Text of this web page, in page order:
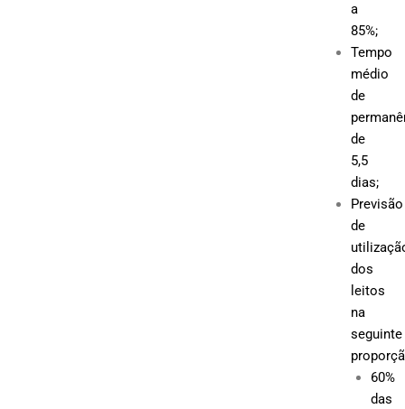
a
85%;
Tempo
médio
de
de
5,5
dias;
Previsão
de
dos
leitos
na
seguinte
60%
das